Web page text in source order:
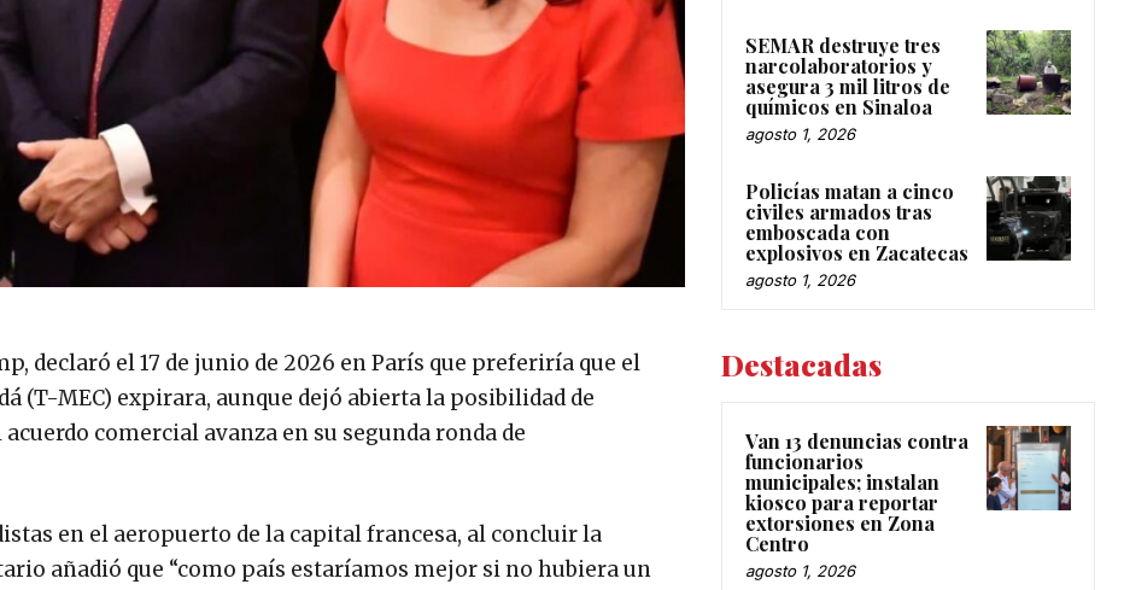
declaró el 17 de junio de 2026 en París que preferiría que el
(T-MEC) expirara, aunque dejó abierta la posibilidad de
comercial avanza en su segunda ronda de
en el aeropuerto de la capital francesa, al concluir la
añadió que “como país estaríamos mejor si no hubiera un
SEMAR destruye tres
narcolaboratorios y
asegura 3 mil litros de
químicos en Sinaloa
agosto 1, 2026
Policías matan a cinco
civiles armados tras
emboscada con
explosivos en Zacatecas
agosto 1, 2026
Destacadas
Van 13 denuncias contra
funcionarios
municipales; instalan
kiosco para reportar
extorsiones en Zona
Centro
agosto 1, 2026